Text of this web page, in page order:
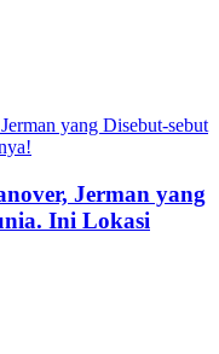
Jerman yang
Ini Lokasi